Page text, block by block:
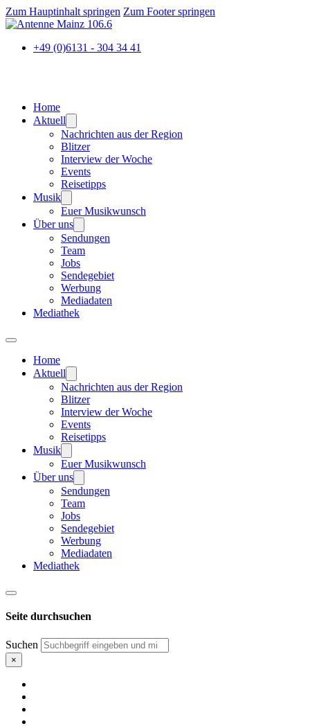
Zum Hauptinhalt springen Zum Footer springen
+49 (0)6131 - 304 34 41
Home
Aktuell
Nachrichten aus der Region
Blitzer
Interview der Woche
Events
Reisetipps
Musik
Euer Musikwunsch
Über uns
Sendungen
Team
Jobs
Sendegebiet
Werbung
Mediadaten
Mediathek
Home
Aktuell
Nachrichten aus der Region
Blitzer
Interview der Woche
Events
Reisetipps
Musik
Euer Musikwunsch
Über uns
Sendungen
Team
Jobs
Sendegebiet
Werbung
Mediadaten
Mediathek
Seite durchsuchen
Suchen
×